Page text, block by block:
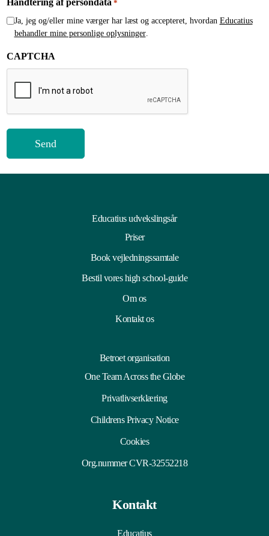
Håndtering af persondata *
Ja, jeg og/eller mine værger har læst og accepteret, hvordan Educatius
behandler mine personlige oplysninger.
CAPTCHA
Educatius udvekslingsår
Priser
Book vejledningssamtale
Bestil vores high school-guide
Om os
Kontakt os
Betroet organisation
One Team Across the Globe
Privatlivserklæring
Childrens Privacy Notice
Cookies
Org.nummer CVR-32552218
Kontakt
Educatius